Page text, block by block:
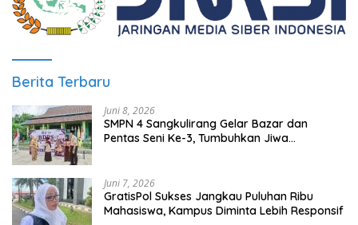
Berita Terbaru
Juni 8, 2026
SMPN 4 Sangkulirang Gelar Bazar dan
Pentas Seni Ke-3, Tumbuhkan Jiwa
Juni 7, 2026
GratisPol Sukses Jangkau Puluhan Ribu
Mahasiswa, Kampus Diminta Lebih Responsif